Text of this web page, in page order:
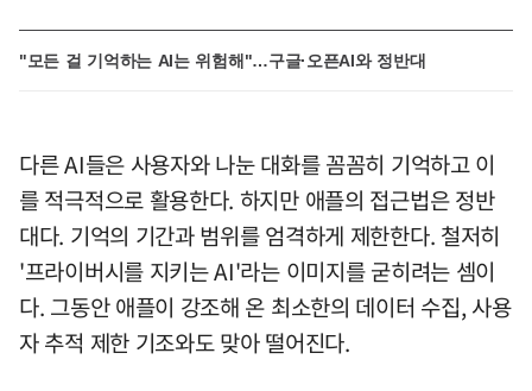
"모든 걸 기억하는 AI는 위험해"…구글·오픈AI와 정반대
다른 AI들은 사용자와 나눈 대화를 꼼꼼히 기억하고 이
를 적극적으로 활용한다. 하지만 애플의 접근법은 정반
대다. 기억의 기간과 범위를 엄격하게 제한한다. 철저히
'프라이버시를 지키는 AI'라는 이미지를 굳히려는 셈이
다. 그동안 애플이 강조해 온 최소한의 데이터 수집, 사용
자 추적 제한 기조와도 맞아 떨어진다.